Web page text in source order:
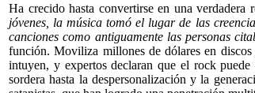
Ha crecido hasta convertirse en una
jóvenes, la música tomó el lugar de las
canciones como antiguamente las personas
función. Moviliza millones de dólares en
intuyen, y expertos declaran que el rock
sordera hasta la despersonalización y la